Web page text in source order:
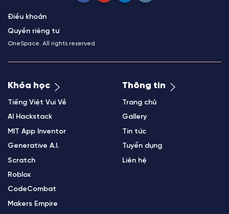
Điều khoản
Quyền riêng tư
OneSpace. All rights reserved
Khóa học
Tiếng Việt Vui Vẻ
AI Hackstack
MIT App Inventor
Generative A.I.
Scratch
Roblox
CodeCombat
Makers Empire
Thông tin
Trang chủ
Gallery
Tin tức
Tuyển dụng
Liên hệ